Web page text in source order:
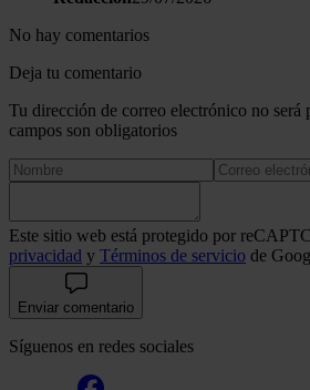
hecho de sus servicios.
No hay comentarios
Deja tu comentario
Tu dirección de correo electrónico no será
campos son obligatorios
Este sitio web está protegido por
privacidad y Términos de servicio de
Enviar comentario
Síguenos en redes sociales